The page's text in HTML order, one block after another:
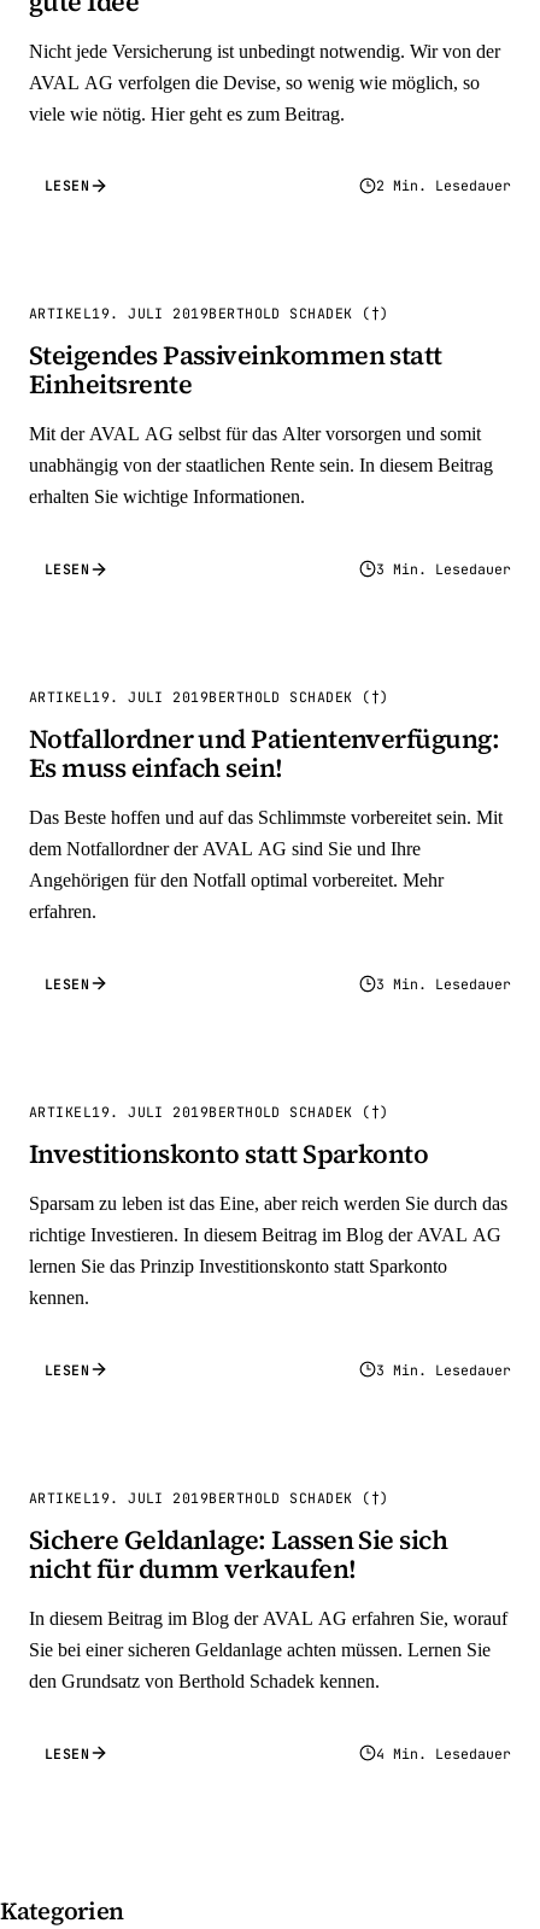
Nicht jede Versicherung ist unbedingt notwendig. Wir von der
AVAL AG verfolgen die Devise, so wenig wie möglich, so
viele wie nötig. Hier geht es zum Beitrag.
LESEN 2 Min. Lesedauer
ARTIKEL19. JULI 2019BERTHOLD SCHADEK (†)
Steigendes Passiveinkommen statt
Einheitsrente
Mit der AVAL AG selbst für das Alter vorsorgen und somit
unabhängig von der staatlichen Rente sein. In diesem Beitrag
erhalten Sie wichtige Informationen.
LESEN 3 Min. Lesedauer
ARTIKEL19. JULI 2019BERTHOLD SCHADEK (†)
Notfallordner und Patientenverfügung:
Es muss einfach sein!
Das Beste hoffen und auf das Schlimmste vorbereitet sein. Mit
dem Notfallordner der AVAL AG sind Sie und Ihre
Angehörigen für den Notfall optimal vorbereitet. Mehr
erfahren.
LESEN 3 Min. Lesedauer
ARTIKEL 19. JULI 2019BERTHOLD SCHADEK (†)
Investitionskonto statt Sparkonto
Sparsam zu leben ist das Eine, aber reich werden Sie durch das
richtige Investieren. In diesem Beitrag im Blog der AVAL AG
lernen Sie das Prinzip Investitionskonto statt Sparkonto
kennen.
LESEN 3 Min. Lesedauer
ARTIKEL 19. JULI 2019BERTHOLD SCHADEK (†)
Sichere Geldanlage: Lassen Sie sich
nicht für dumm verkaufen!
In diesem Beitrag im Blog der AVAL AG erfahren Sie, worauf
Sie bei einer sicheren Geldanlage achten müssen. Lernen Sie
den Grundsatz von Berthold Schadek kennen.
LESEN 4 Min. Lesedauer
Kategorien